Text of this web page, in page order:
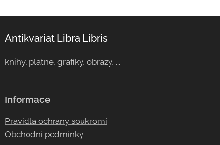
Antikvariat Libra Libris
knihy, platne, grafiky, obrazy, ...
Informace
Pravidla ochrany soukromí
Obchodní podmínky